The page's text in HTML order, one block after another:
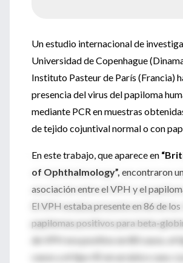
Un estudio internacional de
Universidad de Copenhague
Instituto Pasteur de París (Francia)
presencia del virus del papiloma
mediante PCR en muestras
de tejido cojuntival normal o con
En este trabajo, que aparece en
of Ophthalmology”, encontraron
asociación entre el VPH y el
El VPH estaba presente en 86 de
papilomas positivos para beta-
de VPH era positivo en 80 casos, el
casos y el tipo 45 en un único caso.